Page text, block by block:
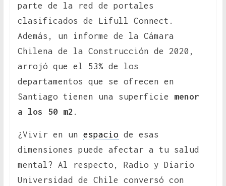
parte de la red de portales
clasificados de Lifull Connect.
Además, un informe de la Cámara
Chilena de la Construcción de 2020,
arrojó que el 53% de los
departamentos que se ofrecen en
Santiago tienen una superficie menor
a los 50 m2 .
¿Vivir en un espaciode esas
dimensiones puede afectar a tu salud
mental? Al respecto, Radio y Diario
Universidad de Chile conversó con